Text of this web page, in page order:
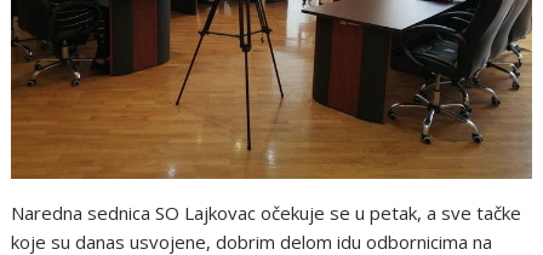
Naredna sednica SO Lajkovac očekuje se u petak, a sve tačke
koje su danas usvojene, dobrim delom idu odbornicima na